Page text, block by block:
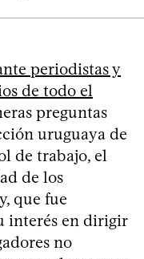
periodistas y
de todo el
preguntas
uruguaya de
de trabajo, el
de los
que fue
interés en dirigir
no